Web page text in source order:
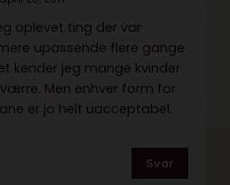
oplevet ting der var
upassende flere gange
kender jeg mange kvinder
Men enhver form for
er jo helt uacceptabel.
Svar